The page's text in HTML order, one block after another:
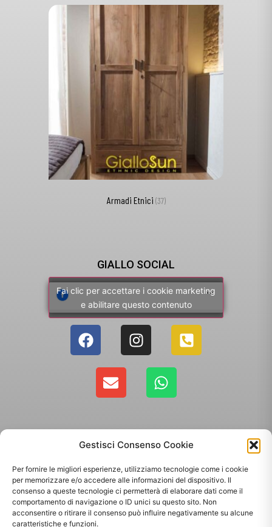
Gestisci Consenso Cookie
Per fornire le migliori esperienze, utilizziamo tecnologie come i cookie
per memorizzare e/o accedere alle informazioni del dispositivo. Il
consenso a queste tecnologie ci permetterà di elaborare dati come il
comportamento di navigazione o ID unici su questo sito. Non
acconsentire o ritirare il consenso può influire negativamente su alcune
caratteristiche e funzioni.
Armadi Etnici (37)
GIALLO SOCIAL
Fai clic per accettare i cookie marketing
e abilitare questo contenuto
Copyright 2025 - Giallo Sun sas di Sandonà Alessandro & C. | Via Roma 106,
35010 Massanzago PD | P.Iva: 03885160287